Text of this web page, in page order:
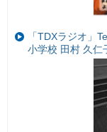
「TDXラジオ」
小学校 田村 久仁